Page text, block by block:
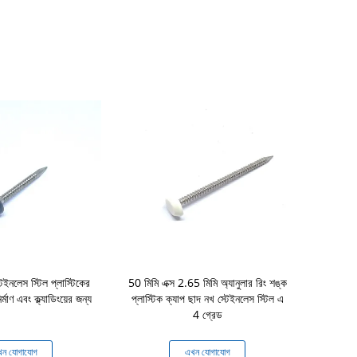
স্টিল প্লাস্টিকের
এবং ক্ল্যাডিংয়ের জন্য
যোগাযোগ
50 মিমি এক্স 2.65 মিমি অ্যানুলার রিং শঙ্ক
প্লাস্টিক ক্যাপ ছাদ নখ স্টেইনলেস স্টিল এ
4 গ্রেড
এখন যোগাযোগ